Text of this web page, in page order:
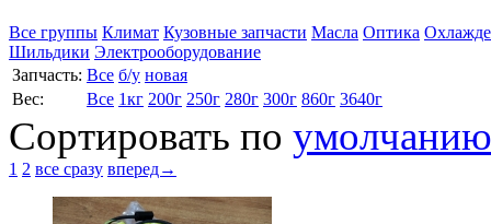
Все группы Климат Кузовные запчасти Масла Оптика
Шильдики Электрооборудование
Запчасть: Все б/у новая
Вес:
Все 1кг 200г 250г 280г 300г 860г 3640г
Сортировать по умолчанию
1 2 все сразу вперед→